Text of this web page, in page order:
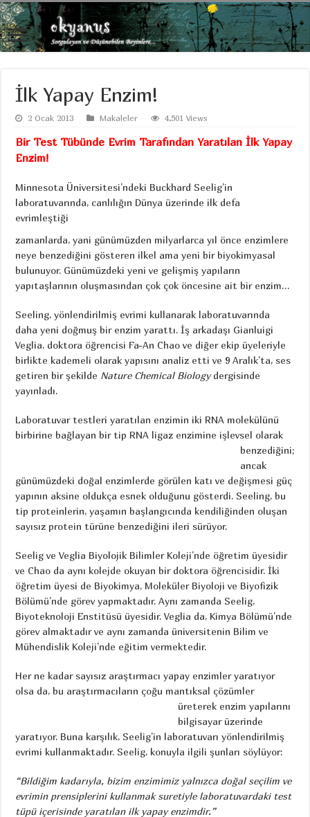
İlk Yapay Enzim!
2 Ocak 2013 Makaleler 4,501 Views
Bir Test Tübünde Evrim Tarafından Yaratılan İlk Yapay
Enzim!
Minnesota Üniversitesi’ndeki Buckhard Seelig’in
laboratuvarında, canlılığın Dünya üzerinde ilk defa
evrimleştiği
zamanlarda, yani günümüzden milyarlarca yıl önce enzimlere
neye benzediğini gösteren ilkel ama yeni bir biyokimyasal
bulunuyor. Günümüzdeki yeni ve gelişmiş yapıların
yapıtaşlarının oluşmasından çok çok öncesine ait bir enzim…
Seeling, yönlendirilmiş evrimi kullanarak laboratuvarında
daha yeni doğmuş bir enzim yarattı. İş arkadaşı Gianluigi
Veglia, doktora öğrencisi Fa-An Chao ve diğer ekip üyeleriyle
birlikte kademeli olarak yapısını analiz etti ve 9 Aralık’ta, ses
getiren bir şekilde Nature Chemical Biologydergisinde
yayınladı.
Laboratuvar testleri yaratılan enzimin iki RNA molekülünü
birbirine bağlayan bir tip RNA ligaz enzimine işlevsel olarak
benzediğini;
ancak
günümüzdeki doğal enzimlerde görülen katı ve değişmesi güç
yapının aksine oldukça esnek olduğunu gösterdi. Seeling, bu
tip proteinlerin, yaşamın başlangıcında kendiliğinden oluşan
sayısız protein türüne benzediğini ileri sürüyor.
Seelig ve Veglia Biyolojik Bilimler Koleji’nde öğretim üyesidir
ve Chao da aynı kolejde okuyan bir doktora öğrencisidir. İki
öğretim üyesi de Biyokimya, Moleküler Biyoloji ve Biyofizik
Bölümü’nde görev yapmaktadır. Aynı zamanda Seelig,
Biyoteknoloji Enstitüsü üyesidir. Veglia da, Kimya Bölümü’nde
görev almaktadır ve aynı zamanda üniversitenin Bilim ve
Mühendislik Koleji’nde eğitim vermektedir.
Her ne kadar sayısız araştırmacı yapay enzimler yaratıyor
olsa da, bu araştırmacıların çoğu mantıksal çözümler
üreterek enzim yapılarını
bilgisayar üzerinde
yaratıyor. Buna karşılık, Seelig’in laboratuvarı yönlendirilmiş
evrimi kullanmaktadır. Seelig, konuyla ilgili şunları söylüyor:
“Bildiğim kadarıyla, bizim enzimimiz yalnızca doğal seçilim ve
evrimin prensiplerini kullanmak suretiyle laboratuvardaki test
tüpü içerisinde yaratılan ilk yapay enzimdir.”